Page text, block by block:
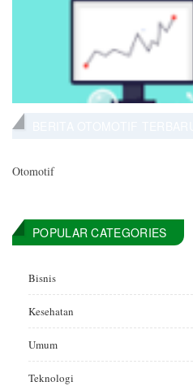
Otomotif
POPULAR CATEGORIES
Bisnis
Kesehatan
Umum
Teknologi